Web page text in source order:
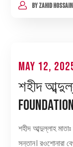
BYZAHID HOSSAIN
May 12,
শহীদ
শহীদ আব্দুল্লাহ
সন্তান। রওশোনারা